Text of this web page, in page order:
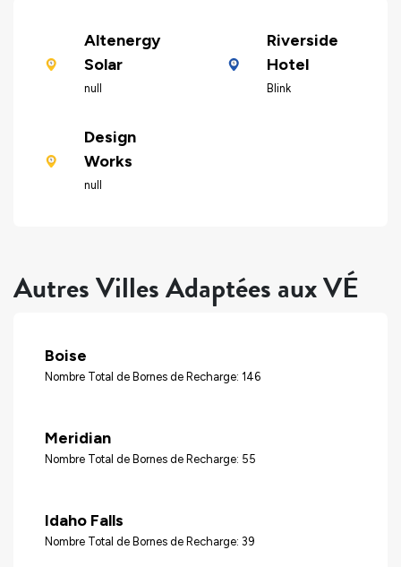
Altenergy
Solar
null
Riverside
Hotel
Blink
Design
Works
null
Autres Villes Adaptées aux VÉ
Boise
Nombre Total de Bornes de Recharge: 146
Meridian
Nombre Total de Bornes de Recharge: 55
Idaho Falls
Nombre Total de Bornes de Recharge: 39